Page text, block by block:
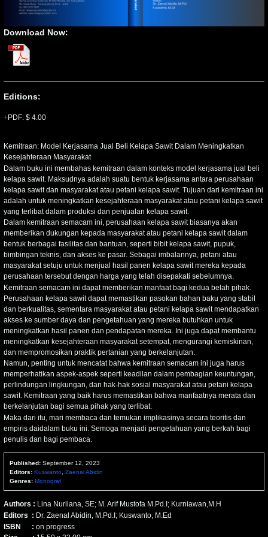
Download Now:
Editions:
PDF:$ 4.00
Kemitraan: Model Kerjasama Jual Beli Kelapa Sawit Dalam Meningkatkan
Kesejahteraan Masyarakat
Dalam buku ini membahas kemitraan dalam konteks model kerjasama jual beli
kelapa sawit. Maksudnya adalah suatu bentuk kerjasama antara perusahaan
kelapa sawit dan masyarakat atau petani kelapa sawit. Tujuan dari kemitraan ini
adalah untuk meningkatkan kesejahteraan masyarakat atau petani kelapa sawit
yang terlibat dalam produksi dan penjualan kelapa sawit.
Dalam kemitraan semacam ini, perusahaan kelapa sawit biasanya akan
memberikan dukungan kepada masyarakat atau petani kelapa sawit dalam
bentuk berbagai fasilitas dan bantuan, seperti bibit kelapa sawit, pupuk,
bimbingan teknis, dan akses ke pasar. Sebagai imbalannya, petani atau
masyarakat setuju untuk menjual hasil panen kelapa sawit mereka kepada
perusahaan tersebut dengan harga yang telah disepakati sebelumnya.
Kemitraan semacam ini dapat memberikan manfaat bagi kedua belah pihak.
Perusahaan kelapa sawit dapat memastikan pasokan bahan baku yang stabil
dan berkualitas, sementara masyarakat atau petani kelapa sawit mendapatkan
akses ke sumber daya dan pengetahuan yang mereka butuhkan untuk
meningkatkan hasil panen dan pendapatan mereka. Ini juga dapat membantu
meningkatkan kesejahteraan masyarakat setempat, mengurangi kemiskinan,
dan mempromosikan praktik pertanian yang berkelanjutan.
Namun, penting untuk mencatat bahwa kemitraan semacam ini juga harus
memperhatikan aspek-aspek seperti keadilan dalam pembagian keuntungan,
perlindungan lingkungan, dan hak-hak sosial masyarakat atau petani kelapa
sawit. Kemitraan yang baik harus memastikan bahwa manfaatnya merata dan
berkelanjutan bagi semua pihak yang terlibat.
Maka dari itu, mari membaca dan temukan implikasinya secara teoritis dan
empiris daidalam buku ini. Semoga menjadi pengetahuan yang berkah bagi
penulis dan bagi pembaca.
Published: September 12, 2023
Editors: Kuswanto ,Zaenal Abidin
Genres: Monograf
Authors : Lina Nurliana, SE; M. Arif Mustofa M.Pd.I; Kurniawan,M.H
Editors : Dr. Zaenal Abidin, M.Pd.I; Kuswanto, M.Ed
ISBN : on progress